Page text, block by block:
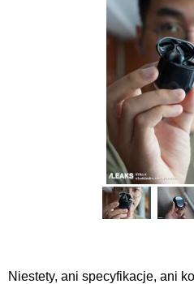
Niestety, ani specyfikacje, ani